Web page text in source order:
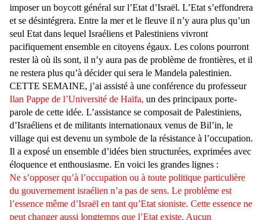
imposer un boycott général sur l’Etat d’Israël. L’Etat s’effondrera
et se désintégrera. Entre la mer et le fleuve il n’y aura plus qu’un
seul Etat dans lequel Israéliens et Palestiniens vivront
pacifiquement ensemble en citoyens égaux. Les colons pourront
rester là où ils sont, il n’y aura pas de problème de frontières, et il
ne restera plus qu’à décider qui sera le Mandela palestinien.
CETTE SEMAINE, j’ai assisté à une conférence du professeur
Ilan Pappe de l’Université de Haïfa, un des principaux porte-
parole de cette idée. L’assistance se composait de Palestiniens,
d’Israéliens et de militants internationaux venus de Bil’in, le
village qui est devenu un symbole de la résistance à l’occupation.
Il a exposé un ensemble d’idées bien structurées, exprimées avec
éloquence et enthousiasme. En voici les grandes lignes :
Ne s’opposer qu’à l’occupation ou à toute politique particulière
du gouvernement israélien n’a pas de sens. Le problème est
l’essence même d’Israël en tant qu’Etat sioniste. Cette essence ne
peut changer aussi longtemps que l’Etat existe. Aucun